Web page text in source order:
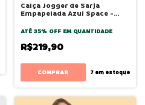
Calça Jogger de Sarja
Empapelada Azul Space -
ATÉ 35% OFF EM QUANTIDADE
R$219,90
COMPRAR 7 em estoque